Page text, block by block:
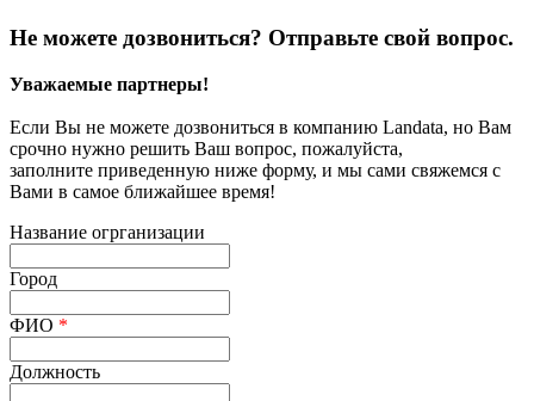
Не можете дозвониться? Отправьте свой вопрос.
Уважаемые партнеры!
Если Вы не можете дозвониться в компанию Landata, но Вам
срочно нужно решить Ваш вопрос, пожалуйста,
заполните приведенную ниже форму, и мы сами свяжемся с
Вами в самое ближайшее время!
Название огрганизации
Город
ФИО *
Должность